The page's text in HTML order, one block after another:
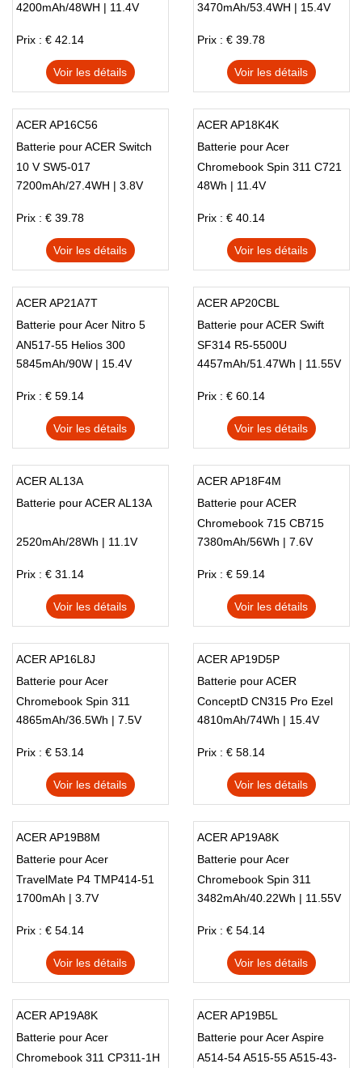
311/C721/R721T
4200mAh/48WH | 11.4V
Prix : € 42.14
Voir les détails
3470mAh/53.4WH | 15.4V
Prix : € 39.78
Voir les détails
ACER AP16C56
Batterie pour ACER Switch
10 V SW5-017
7200mAh/27.4WH | 3.8V
Prix : € 39.78
Voir les détails
ACER AP18K4K
Batterie pour Acer
Chromebook Spin 311 C721
R721T KT.0030.4013
48Wh | 11.4V
Prix : € 40.14
Voir les détails
ACER AP21A7T
Batterie pour Acer Nitro 5
AN517-55 Helios 300
PH317-56, Acer Predator
5845mAh/90W | 15.4V
Prix : € 59.14
Voir les détails
ACER AP20CBL
Batterie pour ACER Swift
SF314 R5-5500U
4457mAh/51.47Wh | 11.55V
Prix : € 60.14
Voir les détails
ACER AL13A
Batterie pour ACER AL13A
2520mAh/28Wh | 11.1V
Prix : € 31.14
Voir les détails
ACER AP18F4M
Batterie pour ACER
Chromebook 715 CB715
CB714
7380mAh/56Wh | 7.6V
Prix : € 59.14
Voir les détails
ACER AP16L8J
Batterie pour Acer
Chromebook Spin 311
CP311-3H-K2RJ
4865mAh/36.5Wh | 7.5V
Prix : € 53.14
Voir les détails
ACER AP19D5P
Batterie pour ACER
ConceptD CN315 Pro Ezel
CC314
4810mAh/74Wh | 15.4V
Prix : € 58.14
Voir les détails
ACER AP19B8M
Batterie pour Acer
TravelMate P4 TMP414-51
Swift 3 SF314-59
1700mAh | 3.7V
Prix : € 54.14
Voir les détails
ACER AP19A8K
Batterie pour Acer
Chromebook Spin 311
cp311-1hn-c2dv cp311-2h-
3482mAh/40.22Wh | 11.55V
Prix : € 54.14
Voir les détails
ACER AP19A8K
Batterie pour Acer
Chromebook 311 CP311-1H
ACER AP19B5L
Batterie pour Acer Aspire
A514-54 A515-55 A515-43-